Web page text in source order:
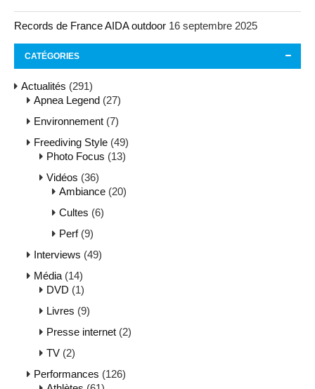
Records de France AIDA outdoor 16 septembre 2025
CATÉGORIES
Actualités (291)
Apnea Legend (27)
Environnement (7)
Freediving Style (49)
Photo Focus (13)
Vidéos (36)
Ambiance (20)
Cultes (6)
Perf(9)
Interviews (49)
Média (14)
DVD (1)
Livres (9)
Presse internet (2)
TV (2)
Performances (126)